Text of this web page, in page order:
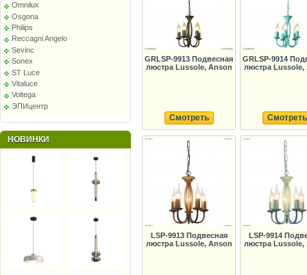
Omnilux
Osgona
Philips
Reccagni Angelo
Sevinc
Sonex
ST Luce
Vitaluce
Voltega
ЭПИцентр
НОВИНКИ
GRLSP-9913 Подвесная
люстра Lussole, Anson
Смотреть
GRLSP-9914
люстра Lussole,
Смотреть
LSP-9913 Подвесная
люстра Lussole, Anson
LSP-9914
люстра Lussole,